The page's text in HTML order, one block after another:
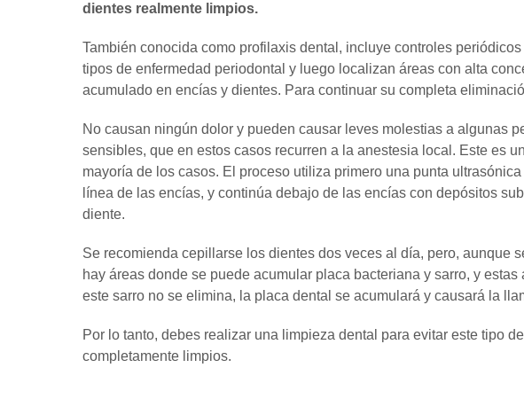
dientes realmente limpios.
También conocida como profilaxis dental, incluye controles
tipos de enfermedad periodontal y luego localizan áreas con alta
acumulado en encías y dientes. Para continuar su completa
No causan ningún dolor y pueden causar leves molestias a algunas
sensibles, que en estos casos recurren a la anestesia local. Este es
mayoría de los casos. El proceso utiliza primero una punta
línea de las encías, y continúa debajo de las encías con depósitos
diente.
Se recomienda cepillarse los dientes dos veces al día, pero, aunque
hay áreas donde se puede acumular placa bacteriana y sarro, y
este sarro no se elimina, la placa dental se acumulará y causará la
Por lo tanto, debes realizar una limpieza dental para evitar este tipo
completamente limpios.